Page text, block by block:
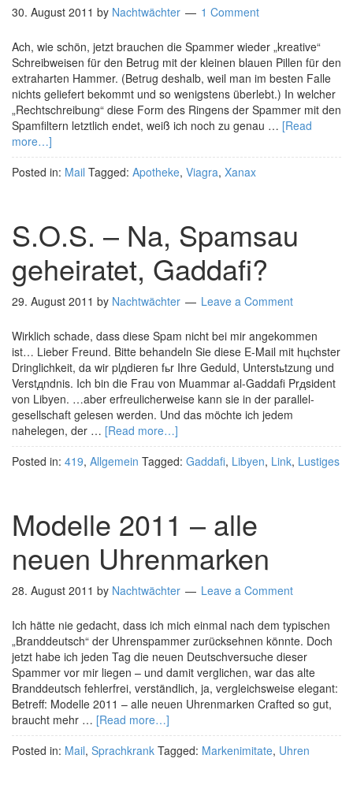
30. August 2011 by Nachtwächter 1 Comment
Ach, wie schön, jetzt brauchen die Spammer wieder „kreative“
Schreibweisen für den Betrug mit der kleinen blauen Pillen für den
extraharten Hammer. (Betrug deshalb, weil man im besten Falle
nichts geliefert bekommt und so wenigstens überlebt.) In welcher
„Rechtschreibung“ diese Form des Ringens der Spammer mit den
Spamfiltern letztlich endet, weiß ich noch zu genau … [Read
more…]
Posted in: Mail Tagged: Apotheke, Viagra, Xanax
S.O.S. – Na, Spamsau
geheiratet, Gaddafi?
29. August 2011 by Nachtwächter Leave a Comment
Wirklich schade, dass diese Spam nicht bei mir angekommen
ist… Lieber Freund. Bitte behandeln Sie diese E-Mail mit hцchster
Dringlichkeit, da wir plдdieren fьr Ihre Geduld, Unterstьtzung und
Verstдndnis. Ich bin die Frau von Muammar al-Gaddafi Prдsident
von Libyen. …aber erfreulicherweise kann sie in der parallel-
gesellschaft gelesen werden. Und das möchte ich jedem
nahelegen, der … [Read more…]
Posted in: 419, Allgemein Tagged: Gaddafi, Libyen, Link, Lustiges
Modelle 2011 – alle
neuen Uhrenmarken
28. August 2011 by Nachtwächter Leave a Comment
Ich hätte nie gedacht, dass ich mich einmal nach dem typischen
„Branddeutsch“ der Uhrenspammer zurücksehnen könnte. Doch
jetzt habe ich jeden Tag die neuen Deutschversuche dieser
Spammer vor mir liegen – und damit verglichen, war das alte
Branddeutsch fehlerfrei, verständlich, ja, vergleichsweise elegant:
Betreff: Modelle 2011 – alle neuen Uhrenmarken Crafted so gut,
braucht mehr … [Read more…]
Posted in: Mail, Sprachkrank Tagged: Markenimitate, Uhren